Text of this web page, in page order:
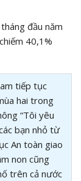
đầu năm
40,1%
tiếp tục
hai trong
“Tôi yêu
bạn nhỏ từ
An toàn giao
non cũng
trên cả nước